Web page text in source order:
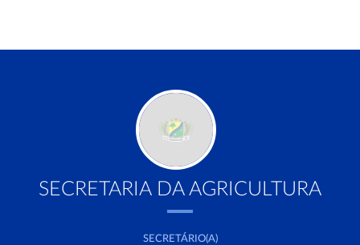
SECRETARIA DA AGRICULTURA
SECRETÁRIO(A)